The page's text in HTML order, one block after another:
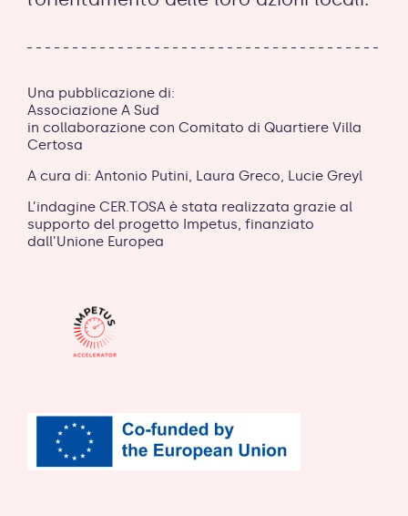
Una pubblicazione di:
Associazione A Sud
in collaborazione con Comitato di Quartiere Villa
Certosa
A cura di: Antonio Putini, Laura Greco, Lucie Greyl
L’indagine CER.TOSA è stata realizzata grazie al
supporto del progetto Impetus, finanziato
dall’Unione Europea